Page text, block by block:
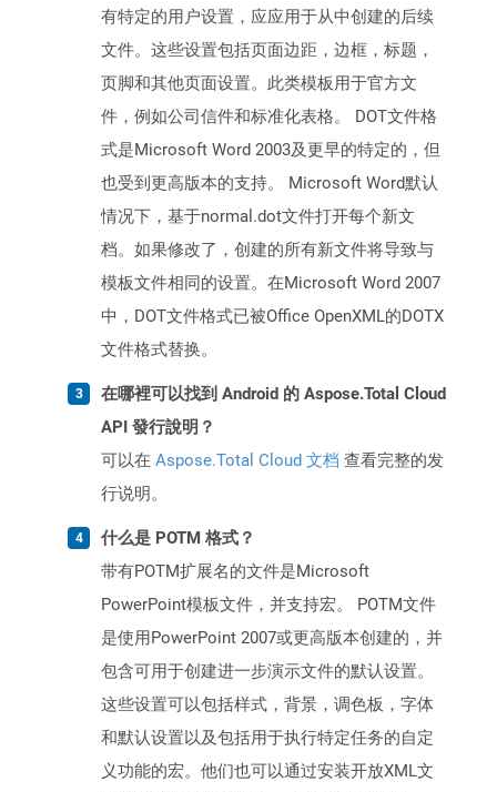
有特定的用户设置，应应用于从中创建的后续
文件。这些设置包括页面边距，边框，标题，
页脚和其他页面设置。此类模板用于官方文
件，例如公司信件和标准化表格。 DOT文件格
式是Microsoft Word 2003及更早的特定的，但
也受到更高版本的支持。 Microsoft Word默认
情况下，基于normal.dot文件打开每个新文
档。如果修改了，创建的所有新文件将导致与
模板文件相同的设置。在Microsoft Word 2007
中，DOT文件格式已被Office OpenXML的DOTX
文件格式替换。
在哪裡可以找到 Android 的 Aspose.Total Cloud
API 發行說明？
可以在 Aspose.Total Cloud 文档 查看完整的发
行说明。
什么是 POTM 格式？
带有POTM扩展名的文件是Microsoft
PowerPoint模板文件，并支持宏。 POTM文件
是使用PowerPoint 2007或更高版本创建的，并
包含可用于创建进一步演示文件的默认设置。
这些设置可以包括样式，背景，调色板，字体
和默认设置以及包括用于执行特定任务的自定
义功能的宏。他们也可以通过安装开放XML文